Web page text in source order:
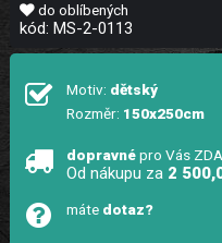
do oblíbených
kód: MS-2-0113
Motiv: dětský
Rozměr: 150x250cm
dopravnépro Vás
Od nákupu za 2
máte dotaz?